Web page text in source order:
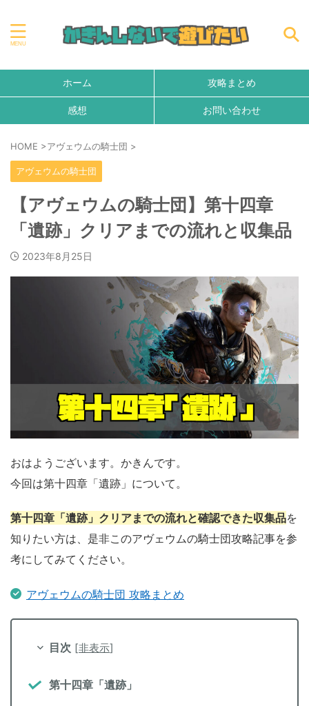
ホーム 攻略まとめ
感想 お問い合わせ
HOME >アヴェウムの騎士団 >
アヴェウムの騎士団
【アヴェウムの騎士団】第十四章
「遺跡」クリアまでの流れと収集品
2023年8月25日
おはようございます。かきんです。
今回は第十四章「遺跡」について。
第十四章「遺跡」クリアまでの流れと確認できた収集品を
知りたい方は、是非このアヴェウムの騎士団攻略記事を参
考にしてみてください。
アヴェウムの騎士団 攻略まとめ
目次 [非表示]
第十四章「遺跡」